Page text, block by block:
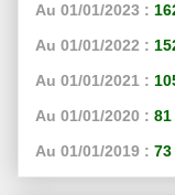
Au 01/01/2023 :
Au 01/01/2022 :
Au 01/01/2021 :
Au 01/01/2020 : 81
Au 01/01/2019 : 73